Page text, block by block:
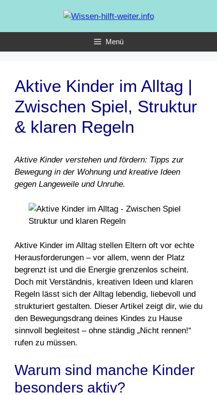
springen
Menü
Aktive Kinder im Alltag |
Zwischen Spiel, Struktur
& klaren Regeln
Aktive Kinder verstehen und fördern: Tipps zur
Bewegung in der Wohnung und kreative Ideen
gegen Langeweile und Unruhe.
Aktive Kinder im Alltag stellen Eltern oft vor echte
Herausforderungen – vor allem, wenn der Platz
begrenzt ist und die Energie grenzenlos scheint.
Doch mit Verständnis, kreativen Ideen und klaren
Regeln lässt sich der Alltag lebendig, liebevoll und
strukturiert gestalten. Dieser Artikel zeigt dir, wie du
den Bewegungsdrang deines Kindes zu Hause
sinnvoll begleitest – ohne ständig „Nicht rennen!“
rufen zu müssen.
Warum sind manche Kinder
besonders aktiv?